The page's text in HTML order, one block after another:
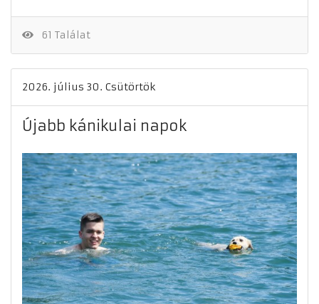
61 Találat
2026. július 30. Csütörtök
Újabb kánikulai napok